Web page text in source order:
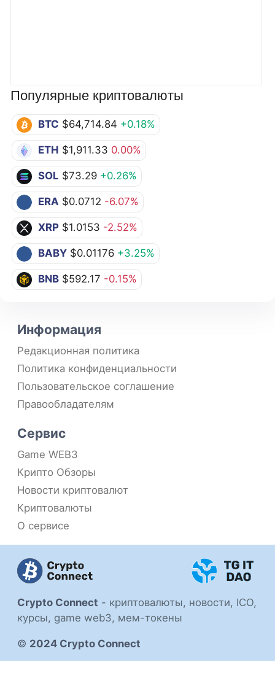
Популярные криптовалюты
BTC $64,714.84 +0.18%
ETH $1,911.33 0.00%
SOL $73.29 +0.26%
ERA $0.0712 -6.07%
XRP $1.0153 -2.52%
BABY $0.01176 +3.25%
BNB $592.17 -0.15%
Crypto Connect - криптовалюты, новости, ICO,
курсы, game web3, мем-токены
© 2024 Crypto Connect
Информация
Редакционная политика
Политика конфиденциальности
Пользовательское соглашение
Правообладателям
Сервис
Game WEB3
Крипто Обзоры
Новости криптовалют
Криптовалюты
О сервисе